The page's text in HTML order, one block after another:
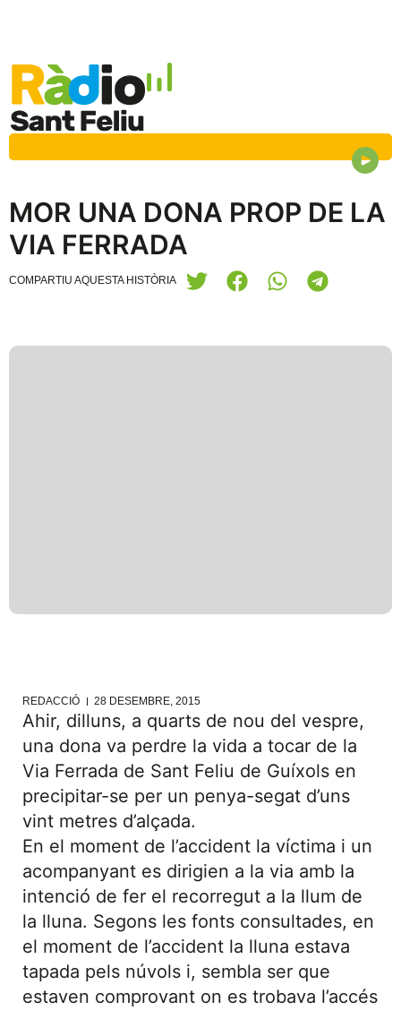
MOR UNA DONA PROP DE LA
VIA FERRADA
COMPARTIU AQUESTA HISTÒRIA
REDACCIÓ 28 DESEMBRE, 2015
Ahir, dilluns, a quarts de nou del vespre,
una dona va perdre la vida a tocar de la
Via Ferrada de Sant Feliu de Guíxols en
precipitar-se per un penya-segat d’uns
vint metres d’alçada.
En el moment de l’accident la víctima i un
acompanyant es dirigien a la via amb la
intenció de fer el recorregut a la llum de
la lluna. Segons les fonts consultades, en
el moment de l’accident la lluna estava
tapada pels núvols i, sembla ser que
estaven comprovant on es trobava l’accés